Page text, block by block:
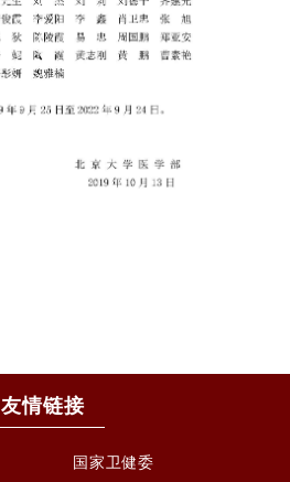
友情链接
国家卫健委